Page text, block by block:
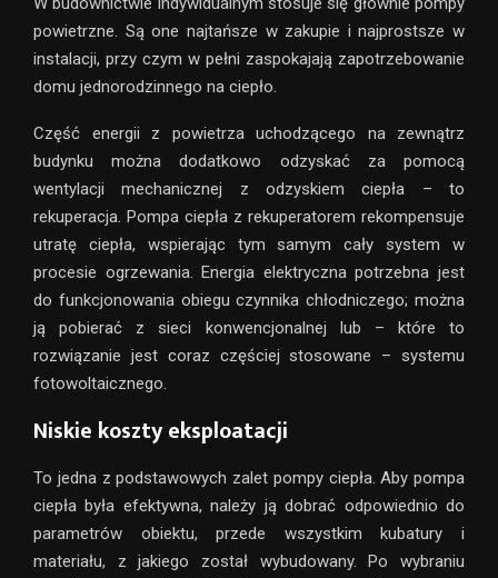
powietrzne. Są one najtańsze w zakupie i najprostsze w
instalacji, przy czym w pełni zaspokajają zapotrzebowanie
domu jednorodzinnego na ciepło.
Część energii z powietrza uchodzącego na zewnątrz
budynku można dodatkowo odzyskać za pomocą
wentylacji mechanicznej z odzyskiem ciepła – to
rekuperacja. Pompa ciepła z rekuperatorem rekompensuje
utratę ciepła, wspierając tym samym cały system w
procesie ogrzewania. Energia elektryczna potrzebna jest
do funkcjonowania obiegu czynnika chłodniczego; można
ją pobierać z sieci konwencjonalnej lub – które to
rozwiązanie jest coraz częściej stosowane – systemu
fotowoltaicznego.
Niskie koszty eksploatacji
To jedna z podstawowych zalet pompy ciepła. Aby pompa
ciepła była efektywna, należy ją dobrać odpowiednio do
parametrów obiektu, przede wszystkim kubatury i
materiału, z jakiego został wybudowany. Po wybraniu